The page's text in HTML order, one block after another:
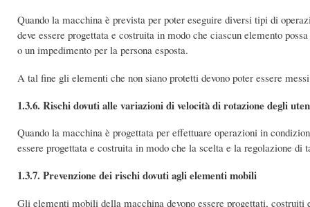
Quando la macchina è prevista per poter eseguire diversi tipi di
deve essere progettata e costruita in modo che ciascun elemento
o un impedimento per la persona esposta.
A tal fine gli elementi che non siano protetti devono poter essere
1.3.6. Rischi dovuti alle variazioni di velocità di rotazione degli
Quando la macchina è progettata per effettuare operazioni in
essere progettata e costruita in modo che la scelta e la regolazione
1.3.7. Prevenzione dei rischi dovuti agli elementi mobili
Gli elementi mobili della macchina devono essere progettati,